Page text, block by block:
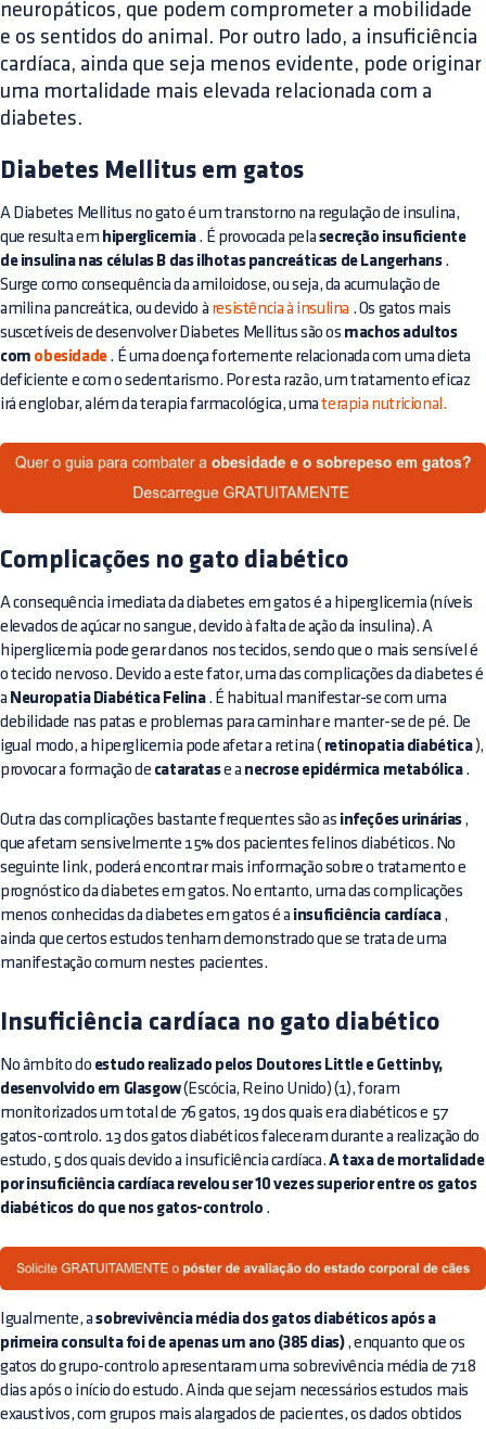
neuropáticos, que podem comprometer a mobilidade
e os sentidos do animal. Por outro lado, a insuficiência
cardíaca, ainda que seja menos evidente, pode originar
uma mortalidade mais elevada relacionada com a
diabetes.
Diabetes Mellitus em gatos
A Diabetes Mellitus no gato é um transtorno na regulação de insulina,
que resulta em hiperglicemia. É provocada pela secreção insuficiente
de insulina nas células B das ilhotas pancreáticas de Langerhans.
Surge como consequência da amiloidose, ou seja, da acumulação de
amilina pancreática, ou devido à resistência à insulina . Os gatos mais
suscetíveis de desenvolver Diabetes Mellitus são os machos adultos
com obesidade. É uma doença fortemente relacionada com uma dieta
deficiente e com o sedentarismo. Por esta razão, um tratamento eficaz
irá englobar, além da terapia farmacológica, umaterapia nutricional.
Complicações no gato diabético
A consequência imediata da diabetes em gatos é a hiperglicemia (níveis
elevados de açúcar no sangue, devido à falta de ação da insulina). A
hiperglicemia pode gerar danos nos tecidos, sendo que o mais sensível é
o tecido nervoso. Devido a este fator, uma das complicações da diabetes é
a Neuropatia Diabética Felina. É habitual manifestar-se com uma
debilidade nas patas e problemas para caminhar e manter-se de pé. De
igual modo, a hiperglicemia pode afetar a retina ( retinopatia diabética),
provocar a formação de cataratase a necrose epidérmica metabólica.
Outra das complicações bastante frequentes são as infeções urinárias,
que afetam sensivelmente 15% dos pacientes felinos diabéticos. No
seguinte link, poderá encontrar mais informação sobre o tratamento e
prognóstico da diabetes em gatos. No entanto, uma das complicações
menos conhecidas da diabetes em gatos é a insuficiência cardíaca,
ainda que certos estudos tenham demonstrado que se trata de uma
manifestação comum nestes pacientes.
Insuficiência cardíaca no gato diabético
No âmbito do estudo realizado pelos Doutores Little e Gettinby,
desenvolvido em Glasgow(Escócia, Reino Unido) (1), foram
monitorizados um total de 76 gatos, 19 dos quais era diabéticos e 57
gatos-controlo. 13 dos gatos diabéticos faleceram durante a realização do
estudo, 5 dos quais devido a insuficiência cardíaca. A taxa de mortalidade
por insuficiência cardíaca revelou ser 10 vezes superior entre os gatos
diabéticos do que nos gatos-controlo .
Igualmente, asobrevivência média dos gatos diabéticos após a
primeira consulta foi de apenas um ano (385 dias), enquanto que os
gatos do grupo-controlo apresentaram uma sobrevivência média de 718
dias após o início do estudo. Ainda que sejam necessários estudos mais
exaustivos, com grupos mais alargados de pacientes, os dados obtidos